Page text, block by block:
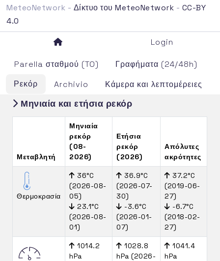
MeteoNetwork - Δίκτυο του MeteoNetwork - CC-BY
4.0
Login
Parella σταθμού (TO)
Γραφήματα (24/48h)
Ρεκόρ
Archivio Κάμερα και λεπτομέρειες
Μηνιαία και ετήσια ρεκόρ
Μεταβλητή
Μηνιαία
ρεκόρ
(08-
2026)
Ετήσια
ρεκόρ
(2026)
Απόλυτες
ακρότητες
Θερμοκρασία
36°C
(2026-08-
05)
23.1°C
(2026-08-
01)
36.9°C
(2026-07-
30)
-3.6°C
(2026-01-
07)
37.2°C
(2019-06-
27)
-6.7°C
(2018-02-
27)
1014.2
hPa
1028.8
hPa (2026-
1041.4
hPa